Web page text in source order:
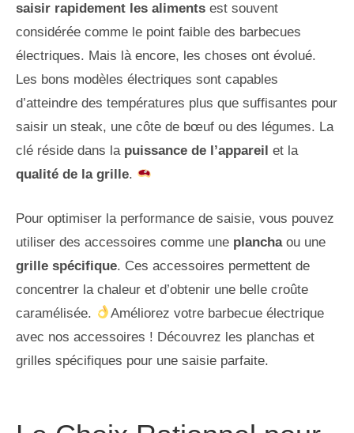
saisir rapidement les aliments est souvent
considérée comme le point faible des barbecues
électriques. Mais là encore, les choses ont évolué.
Les bons modèles électriques sont capables
d’atteindre des températures plus que suffisantes pour
saisir un steak, une côte de bœuf ou des légumes. La
clé réside dans la puissance de l’appareil et la
qualité de la grille.
Pour optimiser la performance de saisie, vous pouvez
utiliser des accessoires comme une planchaou une
grille spécifique. Ces accessoires permettent de
concentrer la chaleur et d’obtenir une belle croûte
caramélisée.
Améliorez votre barbecue électrique
avec nos accessoires ! Découvrez les planchas et
grilles spécifiques pour une saisie parfaite.